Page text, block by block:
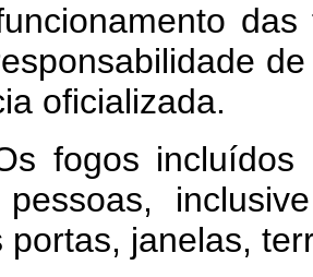
oficializada.
fogos
pessoas,
portas, janelas,